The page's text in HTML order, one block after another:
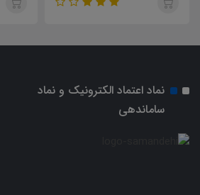
نماد اعتماد الکترونیک و نماد
ساماندهی